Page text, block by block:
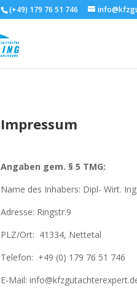
(+49) 179 76 51 746
Impressum
Angaben gem. § 5 TMG:
Name des Inhabers: Dipl- Wirt.
Adresse: Ringstr.9
PLZ/Ort: 41334, Nettetal
Telefon: +49 (0) 179 76 51 746
E-Mail: